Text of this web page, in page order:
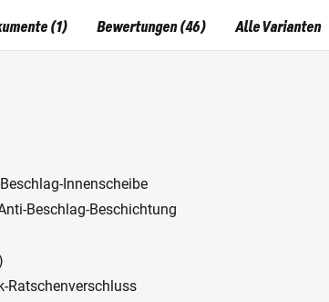
Innenscheibe
Beschlag-Beschichtung
Ratschenverschluss
(1) Bewertungen (46) Alle Varianten